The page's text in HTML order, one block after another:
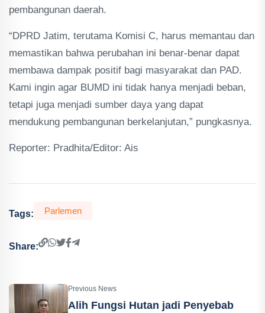
pembangunan daerah.
“DPRD Jatim, terutama Komisi C, harus memantau dan
memastikan bahwa perubahan ini benar-benar dapat
membawa dampak positif bagi masyarakat dan PAD.
Kami ingin agar BUMD ini tidak hanya menjadi beban,
tetapi juga menjadi sumber daya yang dapat
mendukung pembangunan berkelanjutan,” pungkasnya.
Reporter: Pradhita/Editor: Ais
Tags: Parlemen
Share:
Previous News
Alih Fungsi Hutan jadi Penyebab